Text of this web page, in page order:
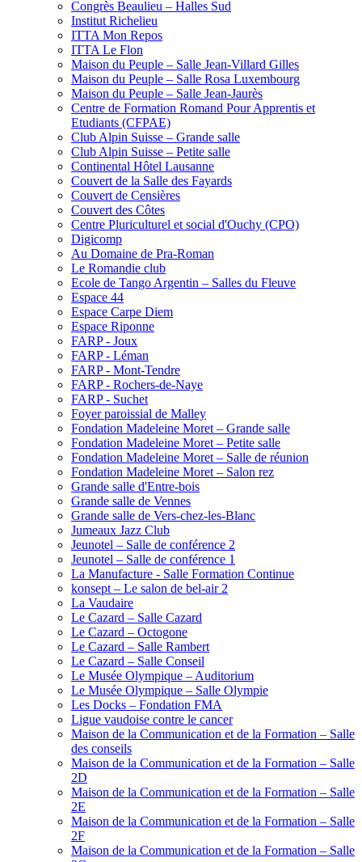
Congrès Beaulieu – Halles Sud
Institut Richelieu
ITTA Mon Repos
ITTA Le Flon
Maison du Peuple – Salle Jean-Villard Gilles
Maison du Peuple – Salle Rosa Luxembourg
Maison du Peuple – Salle Jean-Jaurès
Centre de Formation Romand Pour Apprentis et
Etudiants (CFPAE)
Club Alpin Suisse – Grande salle
Club Alpin Suisse – Petite salle
Continental Hôtel Lausanne
Couvert de la Salle des Fayards
Couvert de Censières
Couvert des Côtes
Centre Pluriculturel et social d'Ouchy (CPO)
Digicomp
Au Domaine de Pra-Roman
Le Romandie club
Ecole de Tango Argentin – Salles du Fleuve
Espace 44
Espace Carpe Diem
Espace Riponne
FARP - Joux
FARP - Léman
FARP - Mont-Tendre
FARP - Rochers-de-Naye
FARP - Suchet
Foyer paroissial de Malley
Fondation Madeleine Moret – Grande salle
Fondation Madeleine Moret – Petite salle
Fondation Madeleine Moret – Salle de réunion
Fondation Madeleine Moret – Salon rez
Grande salle d'Entre-bois
Grande salle de Vennes
Grande salle de Vers-chez-les-Blanc
Jumeaux Jazz Club
Jeunotel – Salle de conférence 2
Jeunotel – Salle de conférence 1
La Manufacture - Salle Formation Continue
konsept – Le salon de bel-air 2
La Vaudaire
Le Cazard – Salle Cazard
Le Cazard – Octogone
Le Cazard – Salle Rambert
Le Cazard – Salle Conseil
Le Musée Olympique – Auditorium
Le Musée Olympique – Salle Olympie
Les Docks – Fondation FMA
Ligue vaudoise contre le cancer
Maison de la Communication et de la Formation – Salle
des conseils
Maison de la Communication et de la Formation – Salle
2D
Maison de la Communication et de la Formation – Salle
2E
Maison de la Communication et de la Formation – Salle
2F
Maison de la Communication et de la Formation – Salle